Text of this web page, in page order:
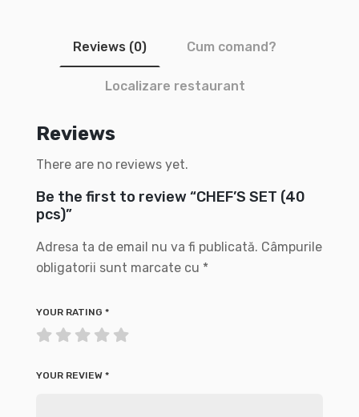
Reviews (0) Cum comand?
Localizare restaurant
Reviews
There are no reviews yet.
Be the first to review “CHEF’S SET (40
pcs)”
Adresa ta de email nu va fi publicată. Câmpurile
obligatorii sunt marcate cu *
YOUR RATING *
YOUR REVIEW *